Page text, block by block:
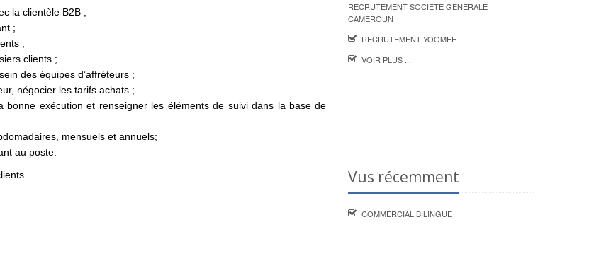
la clientèle B2B ;
;
;
clients ;
des équipes d’affréteurs ;
négocier les tarifs achats ;
bonne exécution et renseigner les éléments de suivi dans la base de
mensuels et annuels;
au poste.
RECRUTEMENT SOCIETE GENERALE
CAMEROUN
RECRUTEMENT YOOMEE
VOIR PLUS ...
Vus récemment
COMMERCIAL BILINGUE